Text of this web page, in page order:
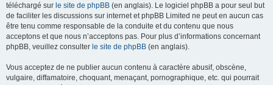
téléchargé sur le site de phpBB (en anglais). Le logiciel phpBB a pour seul but
de faciliter les discussions sur internet et phpBB Limited ne peut en aucun cas
être tenu comme responsable de la conduite et du contenu que nous
acceptons et que nous n’acceptons pas. Pour plus d’informations concernant
phpBB, veuillez consulter le site de phpBB (en anglais).
Vous acceptez de ne publier aucun contenu à caractère abusif, obscène,
vulgaire, diffamatoire, choquant, menaçant, pornographique, etc. qui pourrait